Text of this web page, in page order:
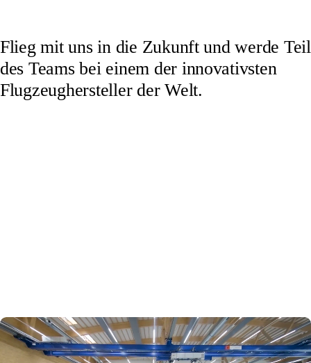
Flieg mit uns in die Zukunft und werde Teil
des Teams bei einem der innovativsten
Flugzeughersteller der Welt.